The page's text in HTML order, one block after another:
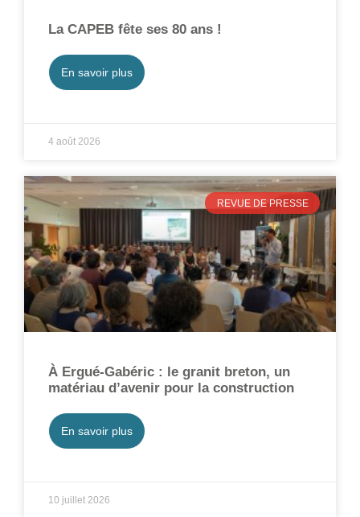
La CAPEB fête ses 80 ans !
En savoir plus
4 août 2026
REVUE DE PRESSE
À Ergué-Gabéric : le granit breton, un
matériau d’avenir pour la construction
En savoir plus
10 juillet 2026